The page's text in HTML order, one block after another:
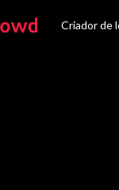
Criador de